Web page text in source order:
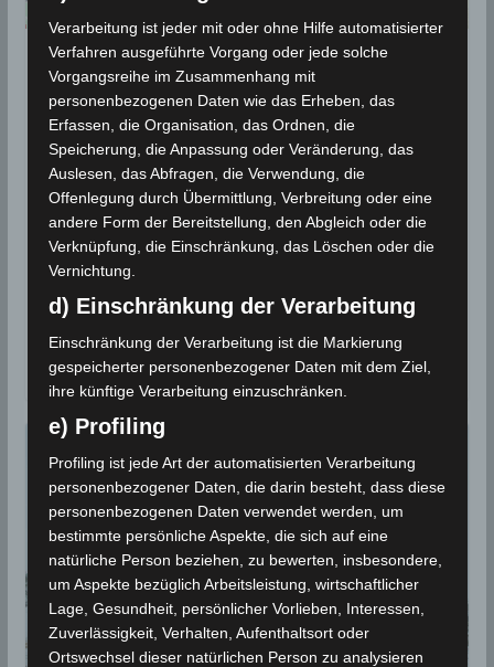
14 Juni 2021: Erdbeben in den
Gouvernoraten Kasserine
[M3.22] und Nabeul [M3.0]
14. Juni 2021 Wettermann
5546 Views
Cap Bon,Erdbeben,INM,Kasserine ,Nabeul,Seismologie
Die Erdbeben-Überwachungsstationen des
Nationalen Instituts für Meteorologie (INM) und des
EMSC haben am Montag, den 14 Juni 2021 zwei
Erdbeben
Verarbeitung ist jeder mit oder ohne Hilfe automatisierter
Verfahren ausgeführte Vorgang oder jede solche
Vorgangsreihe im Zusammenhang mit
personenbezogenen Daten wie das Erheben, das
Erfassen, die Organisation, das Ordnen, die
Speicherung, die Anpassung oder Veränderung, das
Auslesen, das Abfragen, die Verwendung, die
Offenlegung durch Übermittlung, Verbreitung oder eine
andere Form der Bereitstellung, den Abgleich oder die
Verknüpfung, die Einschränkung, das Löschen oder die
Vernichtung.
d) Einschränkung der Verarbeitung
Einschränkung der Verarbeitung ist die Markierung
gespeicherter personenbezogener Daten mit dem Ziel,
ihre künftige Verarbeitung einzuschränken.
e) Profiling
Profiling ist jede Art der automatisierten Verarbeitung
personenbezogener Daten, die darin besteht, dass diese
personenbezogenen Daten verwendet werden, um
bestimmte persönliche Aspekte, die sich auf eine
natürliche Person beziehen, zu bewerten, insbesondere,
um Aspekte bezüglich Arbeitsleistung, wirtschaftlicher
Lage, Gesundheit, persönlicher Vorlieben, Interessen,
Zuverlässigkeit, Verhalten, Aufenthaltsort oder
Ortswechsel dieser natürlichen Person zu analysieren